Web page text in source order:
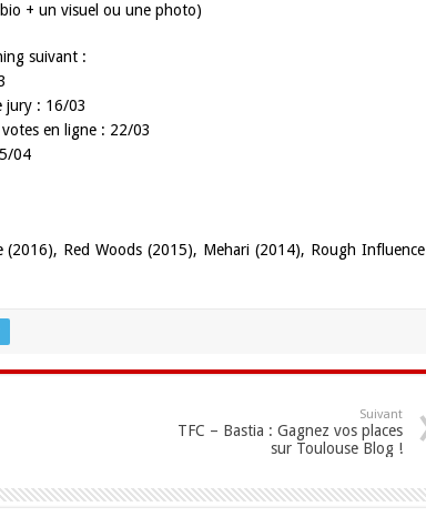
+ un visuel ou une photo)
suivant :
jury : 16/03
en ligne : 22/03
04
Red Woods (2015), Mehari (2014), Rough Influence
Suivant
TFC – Bastia : Gagnez vos places
sur Toulouse Blog !